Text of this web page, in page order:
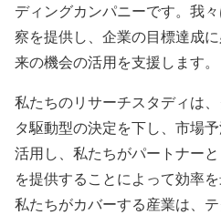
ディングカンパニーです。我
察を提供し、企業の目標達成
来の機会の活用を支援します。
私たちのリサーチスタディは
タ駆動型の決定を下し、市場
活用し、私たちがパートナー
を提供することによって効率
私たちがカバーする産業は、